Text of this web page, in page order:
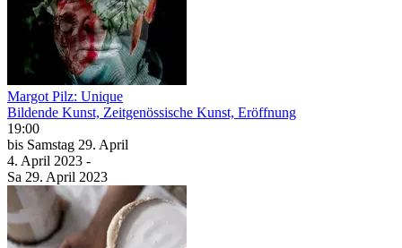
Margot Pilz: Unique
Bildende Kunst, Zeitgenössische Kunst, Eröffnung
19:00
bis Samstag 29. April
4. April 2023 -
Sa 29. April 2023